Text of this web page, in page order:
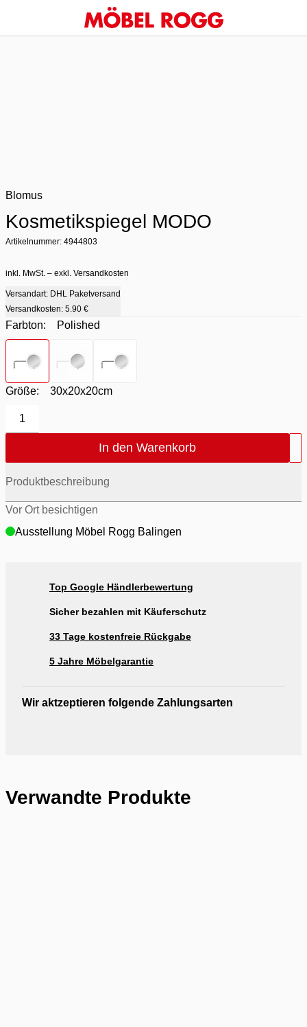
Blomus
Kosmetikspiegel MODO
Artikelnummer: 4944803
inkl. MwSt. – exkl. Versandkosten
Versandart: DHL Paketversand
Versandkosten: 5.90 €
Farbton:
Polished
Größe: 30x20x20cm
1
In den Warenkorb
Produktbeschreibung
Vor Ort besichtigen
Ausstellung Möbel Rogg Balingen
Top Google Händlerbewertung
Sicher bezahlen mit Käuferschutz
33 Tage kostenfreie Rückgabe
5 Jahre Möbelgarantie
Wir aktzeptieren folgende Zahlungsarten
Verwandte Produkte